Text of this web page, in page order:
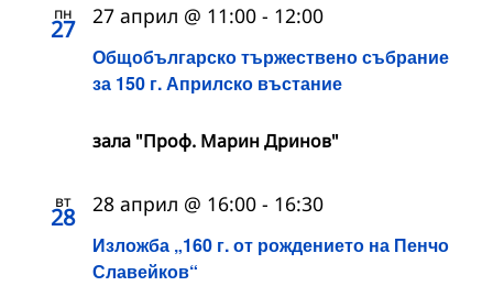
пн
27
Общобългарско тържествено събрание
за 150 г. Априлско въстание
27 април @ 11:00 - 12:00
зала "Проф. Марин Дринов"
вт
28
Изложба „160 г. от рождението на Пенчо
Славейков“
28 април @ 16:00 - 16:30